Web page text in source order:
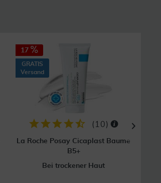
17
GRATIS
Versand
( 10)
La Roche Posay Cicaplast Baume
B5+
Bei trockener Haut